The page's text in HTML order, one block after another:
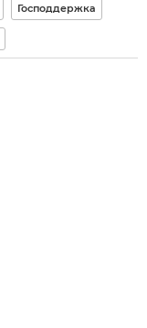
Господдержка